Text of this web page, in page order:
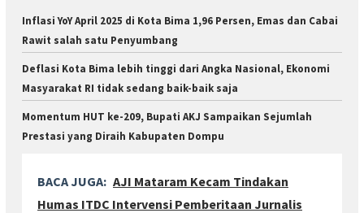
Inflasi YoY April 2025 di Kota Bima 1,96 Persen, Emas dan Cabai
Rawit salah satu Penyumbang
Deflasi Kota Bima lebih tinggi dari Angka Nasional, Ekonomi
Masyarakat RI tidak sedang baik-baik saja
Momentum HUT ke-209, Bupati AKJ Sampaikan Sejumlah
Prestasi yang Diraih Kabupaten Dompu
BACA JUGA: AJI Mataram Kecam Tindakan
Humas ITDC Intervensi Pemberitaan Jurnalis